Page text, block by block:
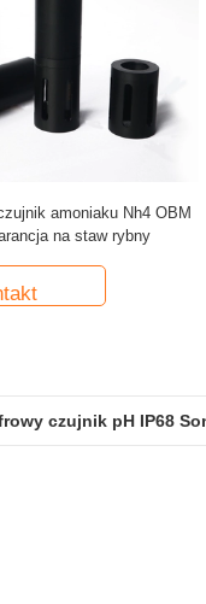
amoniaku Nh4 OBM
na staw rybny
czujnik pH IP68